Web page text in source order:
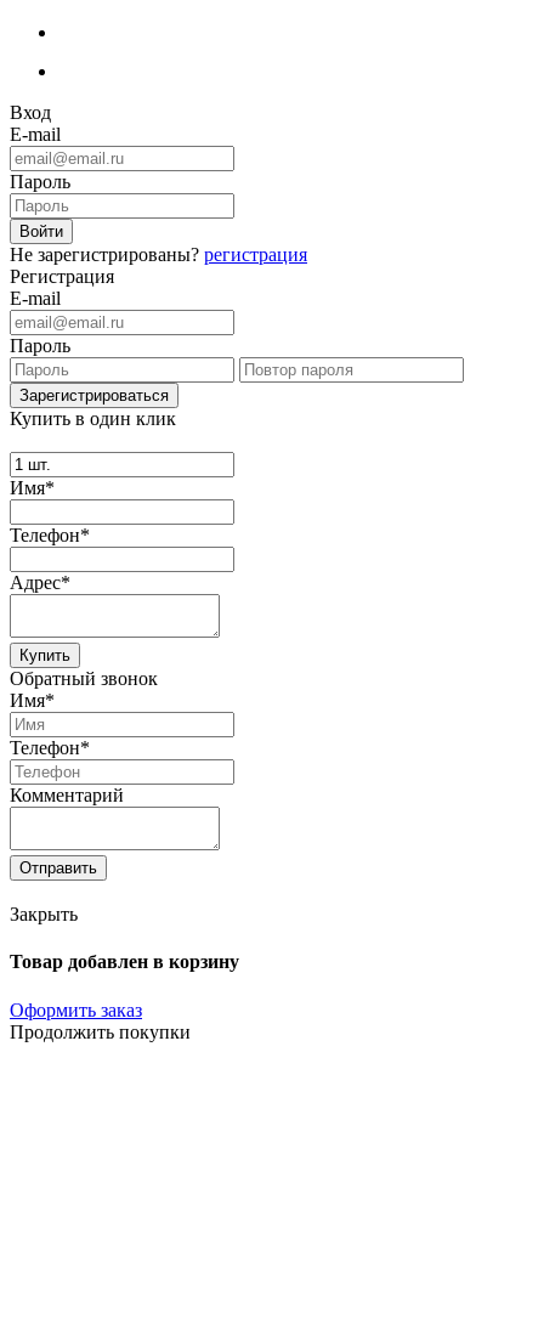
Вход
E-mail
Пароль
Не зарегистрированы? регистрация
Регистрация
E-mail
Пароль
Купить в один клик
Имя*
Телефон*
Адрес*
Купить
Обратный звонок
Имя*
Телефон*
Комментарий
Отправить
Закрыть
Товар добавлен в корзину
Оформить заказ
Продолжить покупки